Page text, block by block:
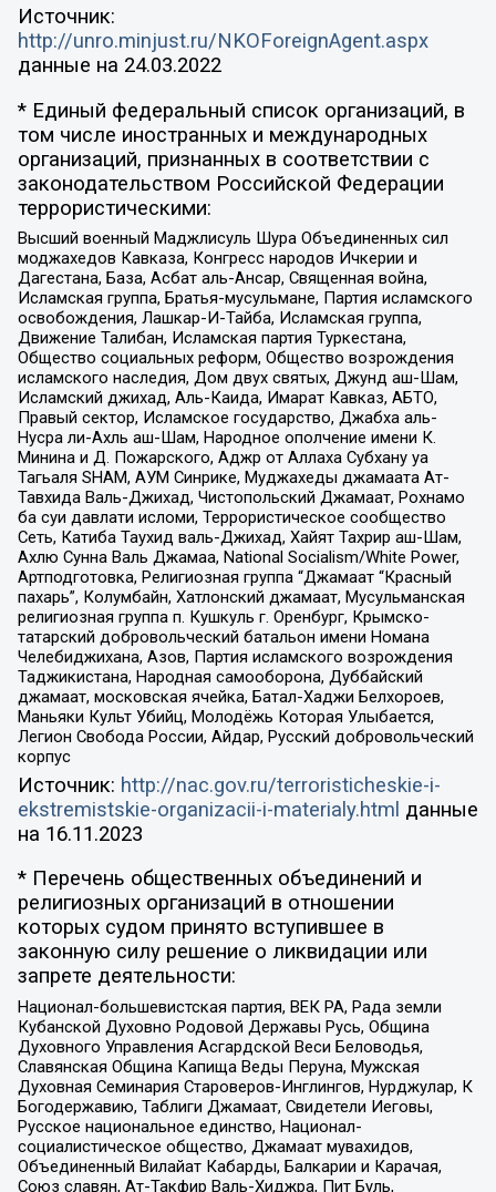
Источник:
http://unro.minjust.ru/NKOForeignAgent.aspx
данные на 24.03.2022
* Единый федеральный список организаций, в
том числе иностранных и международных
организаций, признанных в соответствии с
законодательством Российской Федерации
террористическими:
Высший военный Маджлисуль Шура Объединенных сил
моджахедов Кавказа, Конгресс народов Ичкерии и
Дагестана, База, Асбат аль-Ансар, Священная война,
Исламская группа, Братья-мусульмане, Партия исламского
освобождения, Лашкар-И-Тайба, Исламская группа,
Движение Талибан, Исламская партия Туркестана,
Общество социальных реформ, Общество возрождения
исламского наследия, Дом двух святых, Джунд аш-Шам,
Исламский джихад, Аль-Каида, Имарат Кавказ, АБТО,
Правый сектор, Исламское государство, Джабха аль-
Нусра ли-Ахль аш-Шам, Народное ополчение имени К.
Минина и Д. Пожарского, Аджр от Аллаха Субхану уа
Тагьаля SHAM, АУМ Синрике, Муджахеды джамаата Ат-
Тавхида Валь-Джихад, Чистопольский Джамаат, Рохнамо
ба суи давлати исломи, Террористическое сообщество
Сеть, Катиба Таухид валь-Джихад, Хайят Тахрир аш-Шам,
Ахлю Сунна Валь Джамаа, National Socialism/White Power,
Артподготовка, Религиозная группа “Джамаат “Красный
пахарь”, Колумбайн, Хатлонский джамаат, Мусульманская
религиозная группа п. Кушкуль г. Оренбург, Крымско-
татарский добровольческий батальон имени Номана
Челебиджихана, Азов, Партия исламского возрождения
Таджикистана, Народная самооборона, Дуббайский
джамаат, московская ячейка, Батал-Хаджи Белхороев,
Маньяки Культ Убийц, Молодёжь Которая Улыбается,
Легион Свобода России, Айдар, Русский добровольческий
корпус
Источник: http://nac.gov.ru/terroristicheskie-i-
ekstremistskie-organizacii-i-materialy.html данные
на 16.11.2023
* Перечень общественных объединений и
религиозных организаций в отношении
которых судом принято вступившее в
законную силу решение о ликвидации или
запрете деятельности:
Национал-большевистская партия, ВЕК РА, Рада земли
Кубанской Духовно Родовой Державы Русь, Община
Духовного Управления Асгардской Веси Беловодья,
Славянская Община Капища Веды Перуна, Мужская
Духовная Семинария Староверов-Инглингов, Нурджулар, К
Богодержавию, Таблиги Джамаат, Свидетели Иеговы,
Русское национальное единство, Национал-
социалистическое общество, Джамаат мувахидов,
Объединенный Вилайат Кабарды, Балкарии и Карачая,
Союз славян, Ат-Такфир Валь-Хиджра, Пит Буль,